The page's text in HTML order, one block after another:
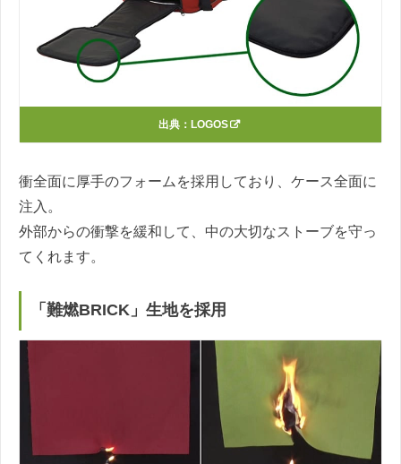
出典： LOGOS
衝全面に厚手のフォームを採用しており、ケース全面に
注入。
外部からの衝撃を緩和して、中の大切なストーブを守っ
てくれます。
「難燃BRICK」生地を採用